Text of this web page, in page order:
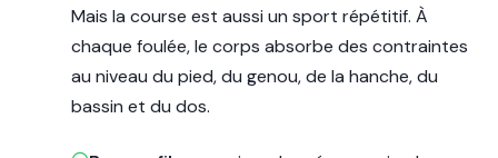
Mais la course est aussi un sport répétitif. À
chaque foulée, le corps absorbe des contraintes
au niveau du pied, du genou, de la hanche, du
bassin et du dos.